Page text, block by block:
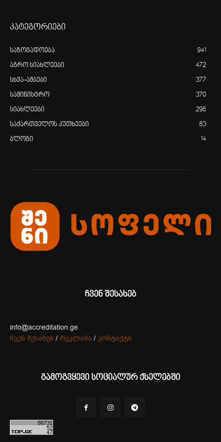
კატეგორიები
საზოგადოება 941
აგრო სიახლეები 472
სხვა-ამბები 377
სამინისტრო 370
სიახლეები 296
საქართველოს კუთხეები 83
ბლოგი 14
ჩვენ შესახებ
info@accreditation.ge
ჩვენ შესახებ / რეკლამა / კონტაქტი
გამოგვყევი სოციალურ ქსელებში